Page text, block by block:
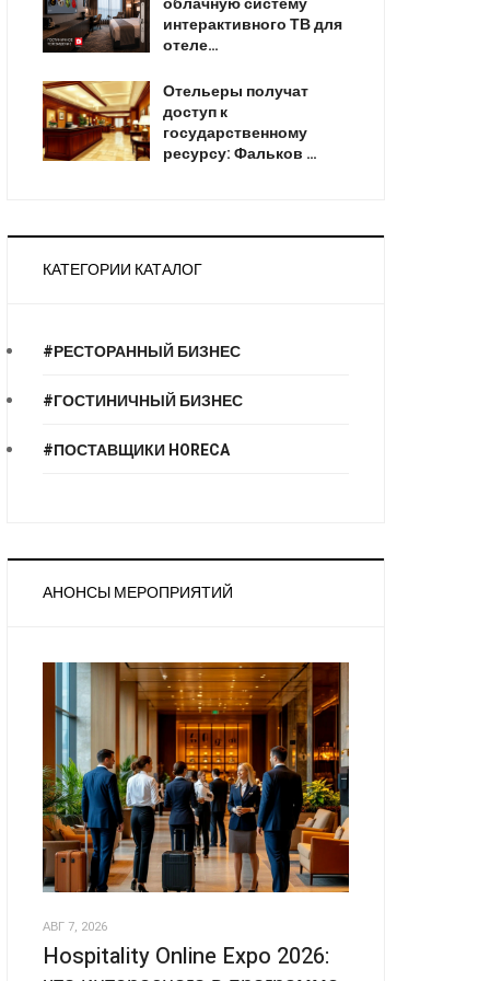
интерактивного ТВ для
отеле…
Отельеры получат
доступ к
государственному
ресурсу: Фальков …
КАТЕГОРИИ КАТАЛОГ
#РЕСТОРАННЫЙ БИЗНЕС
#ГОСТИНИЧНЫЙ БИЗНЕС
#ПОСТАВЩИКИ HORECA
АНОНСЫ МЕРОПРИЯТИЙ
АВГ 7, 2026
Hospitality Online Expo 2026: